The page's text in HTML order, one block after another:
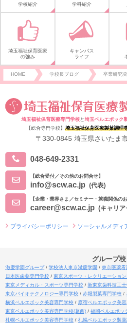
学校紹介 学科紹介
埼玉福祉保育医療
の強み
キャンパス
ライフ
HOME 学校長ブログ 卒業研究
埼玉福祉保育医療専門学校と埼玉ベルエポック
【総合専門学校】 埼玉福祉保育医療製菓調理
〒330-0845 埼玉県さいたま
048-649-2331
【総合受付／その他のお問合せ】
info@scw.ac.jp (代表)
【企業・業界さま／セミナー・就職関係の
career@scw.ac.jp (キャリ
プライバシーポリシー ソーシャルメディ
グループ校
滋慶学園グループ 学校法人東京滋慶学園 東京医薬
日本医歯薬専門学校
東京スポーツ・レクリエーショ
東京メディカル・スポーツ専門学校
新東京歯科技工士
東京バイオテクノロジー専門学校
赤堀製菓専門学校
横浜ベルエポック美容専門学校
原宿ベルエポック美
東京ベルエポック美容専門学校(葛西)
福岡ベルエポッ
札幌ベルエポック美容専門学校
札幌ベルエポック製